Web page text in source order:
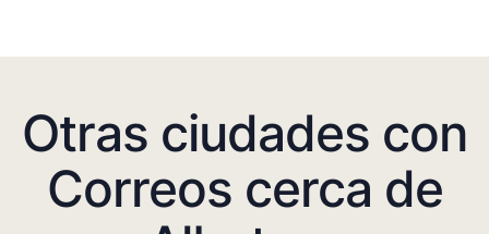
Otras ciudades con
Correos cerca de